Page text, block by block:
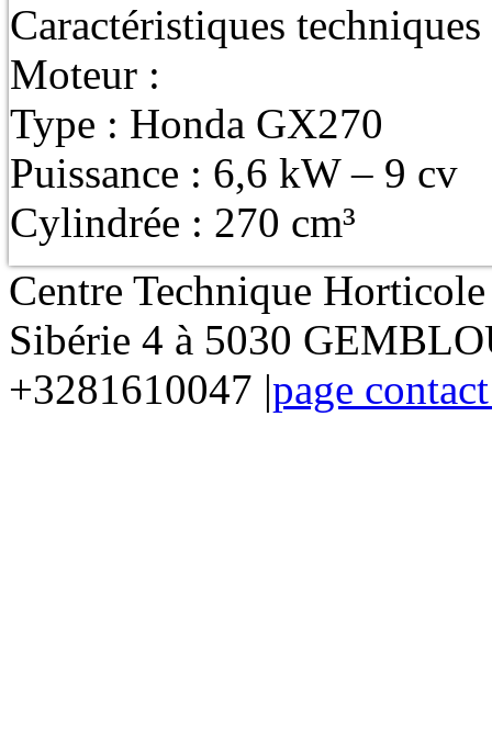
Caractéristiques techniques
Moteur :
Type : Honda GX270
Puissance : 6,6 kW – 9 cv
Cylindrée : 270 cm³
Centre Technique
Sibérie 4 à 5030
+3281610047 |page